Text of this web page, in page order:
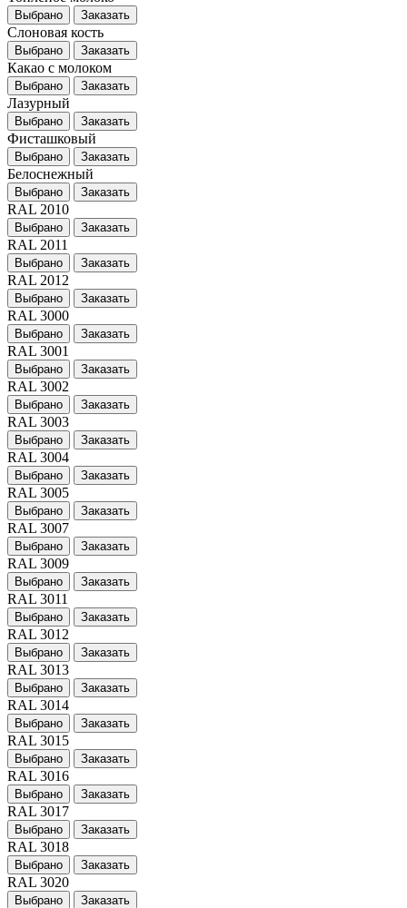
Выбрано Заказать
Слоновая кость
Выбрано Заказать
Какао с молоком
Выбрано Заказать
Лазурный
Выбрано Заказать
Фисташковый
Выбрано Заказать
Белоснежный
Выбрано Заказать
RAL 2010
Выбрано Заказать
RAL 2011
Выбрано Заказать
RAL 2012
Выбрано Заказать
RAL 3000
Выбрано Заказать
RAL 3001
Выбрано Заказать
RAL 3002
Выбрано Заказать
RAL 3003
Выбрано Заказать
RAL 3004
Выбрано Заказать
RAL 3005
Выбрано Заказать
RAL 3007
Выбрано Заказать
RAL 3009
Выбрано Заказать
RAL 3011
Выбрано Заказать
RAL 3012
Выбрано Заказать
RAL 3013
Выбрано Заказать
RAL 3014
Выбрано Заказать
RAL 3015
Выбрано Заказать
RAL 3016
Выбрано Заказать
RAL 3017
Выбрано Заказать
RAL 3018
Выбрано Заказать
RAL 3020
Выбрано Заказать